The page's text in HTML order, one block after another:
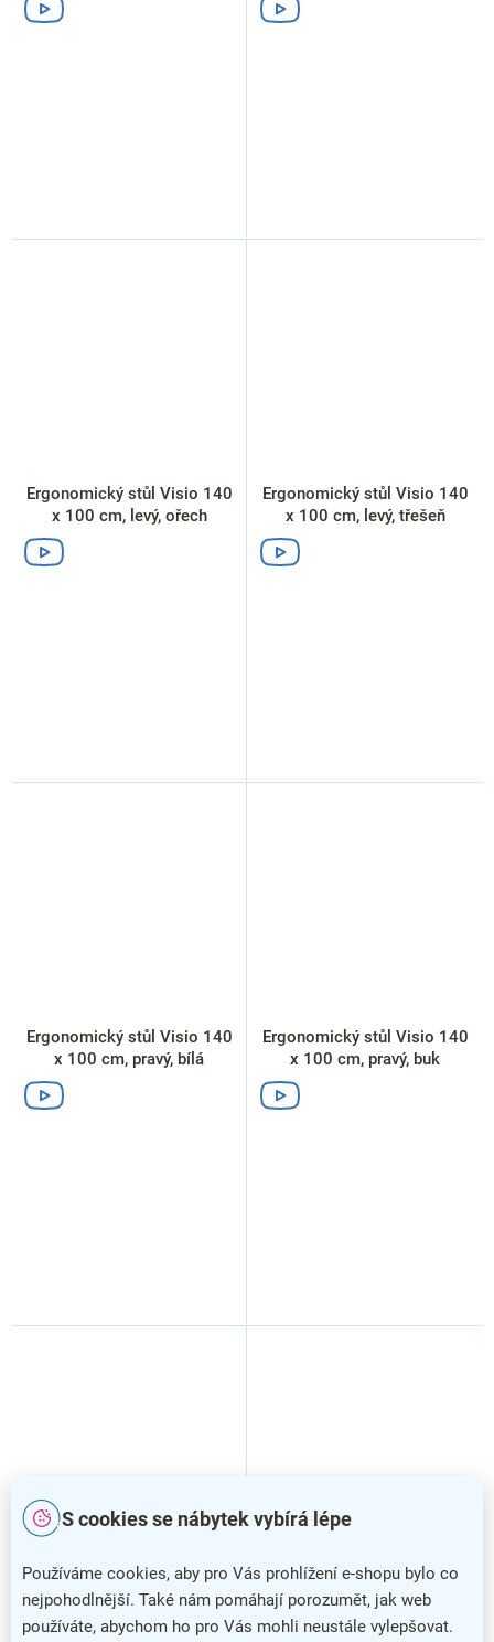
S cookies se nábytek vybírá lépe
Používáme cookies, aby pro Vás prohlížení e-shopu bylo co
nejpohodlnější. Také nám pomáhají porozumět, jak web
používáte, abychom ho pro Vás mohli neustále vylepšovat.
Ergonomický stůl Visio 140
x 100 cm, levý, ořech
Ergonomický stůl Visio 140
x 100 cm, levý, třešeň
Ergonomický stůl Visio 140
x 100 cm, pravý, bílá
Ergonomický stůl Visio 140
x 100 cm, pravý, buk
Ergonomický stůl Visio 140
x 100 cm, pravý, javor
Ergonomický stůl Visio 140
x 100 cm, pravý, třešeň